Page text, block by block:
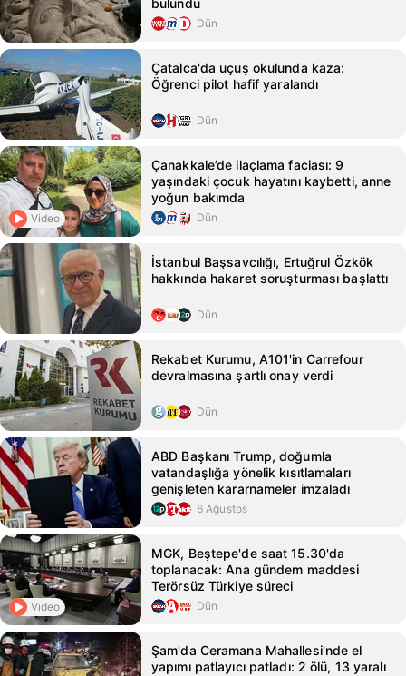
bulundu
Dün
Çatalca'da uçuş okulunda kaza:
Öğrenci pilot hafif yaralandı
Dün
Video
Çanakkale’de ilaçlama faciası: 9
yaşındaki çocuk hayatını kaybetti, anne
yoğun bakımda
Dün
İstanbul Başsavcılığı, Ertuğrul Özkök
hakkında hakaret soruşturması başlattı
Dün
Rekabet Kurumu, A101'in Carrefour
devralmasına şartlı onay verdi
Dün
ABD Başkanı Trump, doğumla
vatandaşlığa yönelik kısıtlamaları
genişleten kararnameler imzaladı
6 Ağustos
Video
MGK, Beştepe'de saat 15.30'da
toplanacak: Ana gündem maddesi
Terörsüz Türkiye süreci
Dün
Şam'da Ceramana Mahallesi'nde el
yapımı patlayıcı patladı: 2 ölü, 13 yaralı